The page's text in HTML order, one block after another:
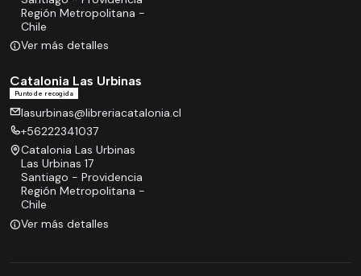
Región Metropolitana -
Chile
Ver más detalles
Catalonia Las Urbinas
Punto de recogida
lasurbinas@libreriacatalonia.cl
+56222341037
Catalonia Las Urbinas
Las Urbinas 17
Santiago - Providencia
Región Metropolitana -
Chile
Ver más detalles